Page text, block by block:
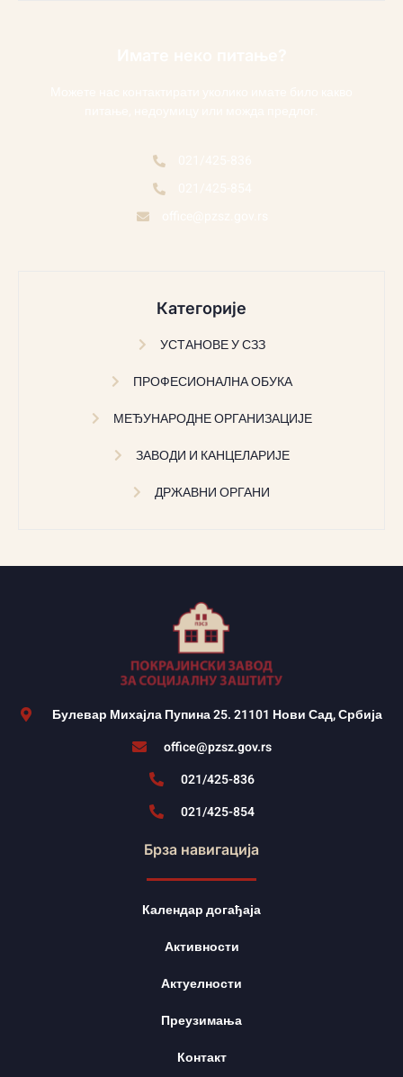
Категорије
УСТАНОВЕ У СЗЗ
ПРОФЕСИОНАЛНА ОБУКА
МЕЂУНАРОДНЕ ОРГАНИЗАЦИЈЕ
ЗАВОДИ И КАНЦЕЛАРИЈЕ
ДРЖАВНИ ОРГАНИ
Булевар Михајла Пупина 25. 21101 Нови Сад, Србија
office@pzsz.gov.rs
021/425-836
021/425-854
Брза навигација
Календар догађаја
Активности
Актуелности
Преузимања
Контакт